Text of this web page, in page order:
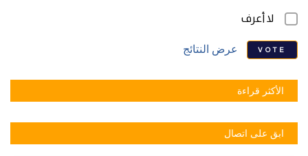
لا أعرف
VOTE عرض النتائج
الأكثر قراءة
ابق على اتصال